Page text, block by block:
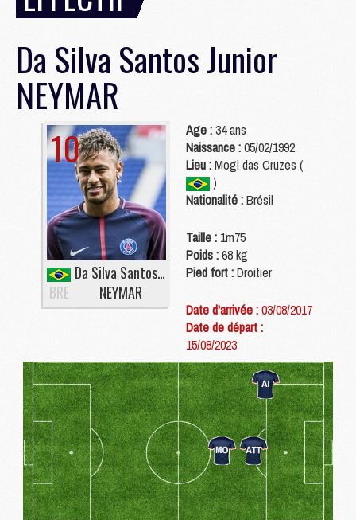
Da Silva Santos Junior
NEYMAR
10
BRE
Da Silva Santos Junior
NEYMAR
Age :34 ans
Naissance :05/02/1992
Lieu :Mogi das Cruzes (
)
Nationalité :Brésil
Taille : 1m75
Poids :68 kg
Pied fort :Droitier
Date d'arrivée :03/08/2017
Date de départ :
15/08/2023